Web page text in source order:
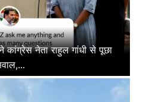
नेता राहुल गांधी से पूछा